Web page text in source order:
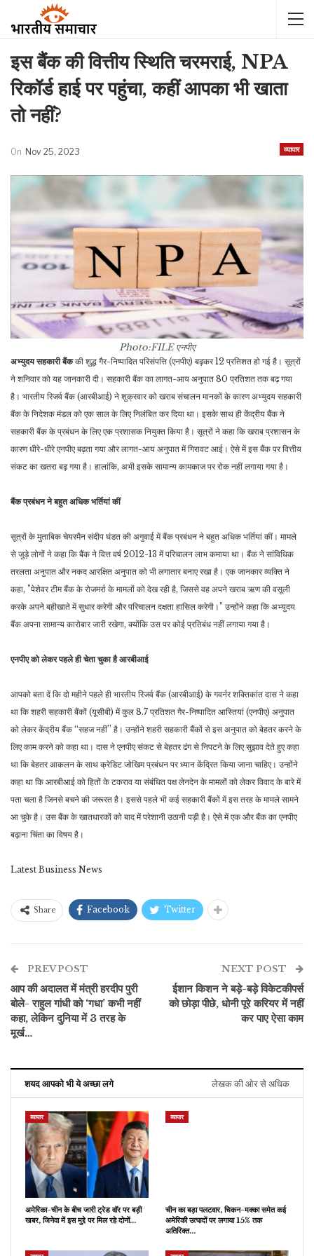
इस बैंक की वित्तीय स्थिति चरमराई, NPA
रिकॉर्ड हाई पर पहुंचा, कहीं आपका भी खाता
तो नहीं?
व्यापार
On Nov 25, 2023
Photo:FILEएनपीए
अभ्युदय सहकारी बैंककी शुद्ध गैर-निष्पादित परिसंपत्ति (एनपीए) बढ़कर 12 प्रतिशत हो गई है। सूत्रों
ने शनिवार को यह जानकारी दी। सहकारी बैंक का लागत-आय अनुपात 80 प्रतिशत तक बढ़ गया
है। भारतीय रिजर्व बैंक (आरबीआई) ने शुक्रवार को खराब संचालन मानकों के कारण अभ्युदय सहकारी
बैंक के निदेशक मंडल को एक साल के लिए निलंबित कर दिया था। इसके साथ ही केंद्रीय बैंक ने
सहकारी बैंक के प्रबंधन के लिए एक प्रशासक नियुक्त किया है। सूत्रों ने कहा कि खराब प्रशासन के
कारण धीरे-धीरे एनपीए बढ़ता गया और लागत-आय अनुपात में गिरावट आई। ऐसे में इस बैंक पर वित्तीय
संकट का खतरा बढ़ गया है। हालांकि, अभी इसके सामान्य कामकाज पर रोक नहीं लगाया गया है।
बैंक प्रबंधन ने बहुत अधिक भर्तियां कीं
सूत्रों के मुताबिक चेयरमैन संदीप घंडत की अगुवाई में बैंक प्रबंधन ने बहुत अधिक भर्तियां कीं। मामले
से जुड़े लोगों ने कहा कि बैंक ने वित्त वर्ष 2012-13 में परिचालन लाभ कमाया था। बैंक ने सांविधिक
तरलता अनुपात और नकद आरक्षित अनुपात को भी लगातार बनाए रखा है। एक जानकार व्यक्ति ने
कहा, ”पेशेवर टीम बैंक के रोजमर्रा के मामलों को देख रही है, जिससे वह अपने खराब ऋण की वसूली
करके अपने बहीखाते में सुधार करेगी और परिचालन दक्षता हासिल करेगी।” उन्होंने कहा कि अभ्युदय
बैंक अपना सामान्य कारोबार जारी रखेगा, क्योंकि उस पर कोई प्रतिबंध नहीं लगाया गया है।
एनपीए को लेकर पहले ही चेता चुका है आरबीआई
आपको बता दें कि दो महीने पहले ही भारतीय रिजर्व बैंक (आरबीआई) के गवर्नर शक्तिकांत दास ने कहा
था कि शहरी सहकारी बैंकों (यूसीबी) में कुल 8.7 प्रतिशत गैर-निष्पादित आस्तियां (एनपीए) अनुपात
को लेकर केंद्रीय बैंक ‘‘सहज नहीं’’ है। उन्होंने शहरी सहकारी बैंकों से इस अनुपात को बेहतर करने के
लिए काम करने को कहा था। दास ने एनपीए संकट से बेहतर ढंग से निपटने के लिए सुझाव देते हुए कहा
था कि बेहतर आकलन के साथ क्रेडिट जोखिम प्रबंधन पर ध्यान केंद्रित किया जाना चाहिए। उन्होंने
कहा था कि आरबीआई को हितों के टकराव या संबंधित पक्ष लेनदेन के मामलों को लेकर विवाद के बारे में
पता चला है जिनसे बचने की जरूरत है। इससे पहले भी कई सहकारी बैंकों में इस तरह के मामले सामने
आ चुके है। उस बैंक के खातधारकों को बाद में परेशानी उठानी पड़ी है। ऐसे में एक और बैंक का एनपीए
बढ़ाना चिंता का विषय है।
Latest Business News
Share Facebook Twitter
PREV POST
आप की अदालत में मंत्री हरदीप पुरी
बोले- राहुल गांधी को ‘गधा’ कभी नहीं
कहा, लेकिन दुनिया में 3 तरह के
मूर्ख…
NEXT POST
ईशान किशन ने बड़े-बड़े विकेटकीपर्स
को छोड़ा पीछे, धोनी पूरे करियर में नहीं
कर पाए ऐसा काम
शयद आपको भी ये अच्छा लगे लेखक की ओर से अधिक
व्यापार
अमेरिका-चीन के बीच जारी ट्रेड वॉर पर बड़ी
खबर, जिनेवा में इस मुद्दे पर मिल रहे दोनों…
व्यापार
चीन का बड़ा पलटवार, चिकन-मक्का समेत कई
अमेरिकी उत्पादों पर लगाया 15% तक
अतिरिक्त…